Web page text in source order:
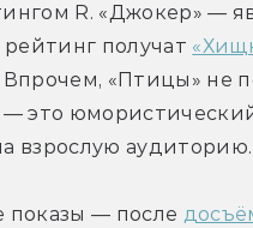
R. «Джокер» —
рейтинг получат
Впрочем, «Птицы» не
— это
взрослую аудиторию.
показы — после